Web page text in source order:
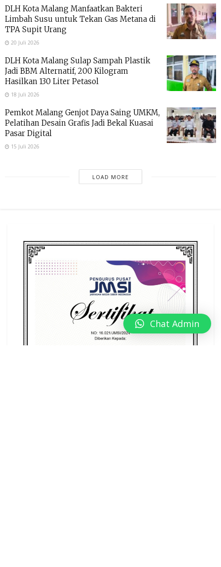
DLH Kota Malang Manfaatkan Bakteri
Limbah Susu untuk Tekan Gas Metana di
TPA Supit Urang
20 Juli 2026
DLH Kota Malang Sulap Sampah Plastik
Jadi BBM Alternatif, 200 Kilogram
Hasilkan 130 Liter Petasol
18 Juli 2026
Pemkot Malang Genjot Daya Saing UMKM,
Pelatihan Desain Grafis Jadi Bekal Kuasai
Pasar Digital
15 Juli 2026
LOAD MORE
Chat Admin